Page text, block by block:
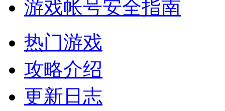
游戏帐号安全指南
热门游戏
攻略介绍
更新日志